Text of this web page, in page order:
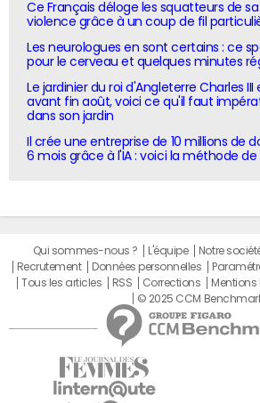
Ce Français déloge les squatteurs de
violence grâce à un coup de fil
Les neurologues en sont certains : ce
pour le cerveau et quelques minutes
Le jardinier du roi d'Angleterre Charles
avant fin août, voici ce qu'il faut
dans son jardin
Il crée une entreprise de 10 millions de
6 mois grâce à l'IA : voici la méthode de
Qui sommes-nous ? L'équipe Notre
Recrutement
Données personnelles
Tous les articles
RSS Corrections Mentions
© 2025 CCM